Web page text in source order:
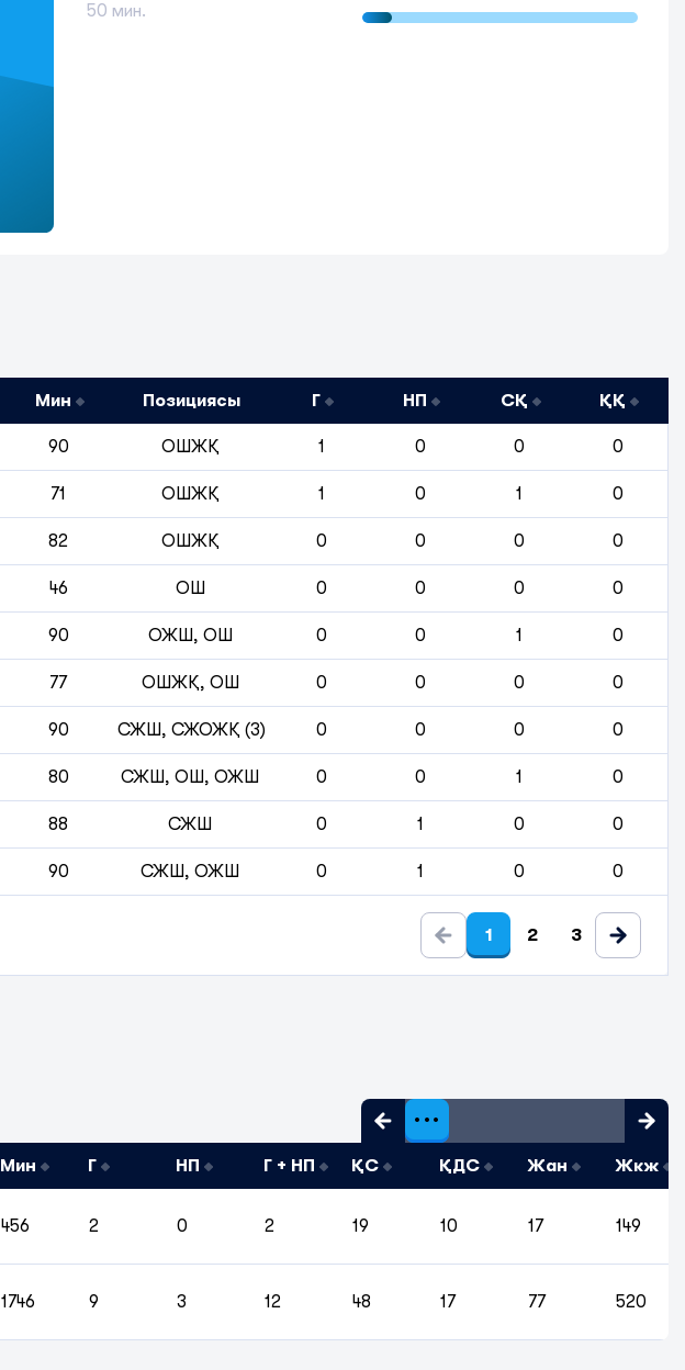
50 мин.
Мин Позициясы Г НП СҚ ҚҚ
90 ОШЖҚ 1 0 0 0
71 ОШЖҚ 1 0 1 0
82 ОШЖҚ 0 0 0 0
46 ОШ 0 0 0 0
90 ОЖШ, ОШ 0 0 1 0
77 ОШЖҚ, ОШ 0 0 0 0
90 СЖШ, СЖОЖҚ (3) 0 0 0 0
80 СЖШ, ОШ, ОЖШ 0 0 1 0
88 СЖШ 0 1 0 0
90 СЖШ, ОЖШ 0 1 0 0
1 2 3
Мин Г НП Г + НП ҚС ҚДС Жан Жкж
456 2 0 2 19 10 17 149
1746 9 3 12 48 17 77 520